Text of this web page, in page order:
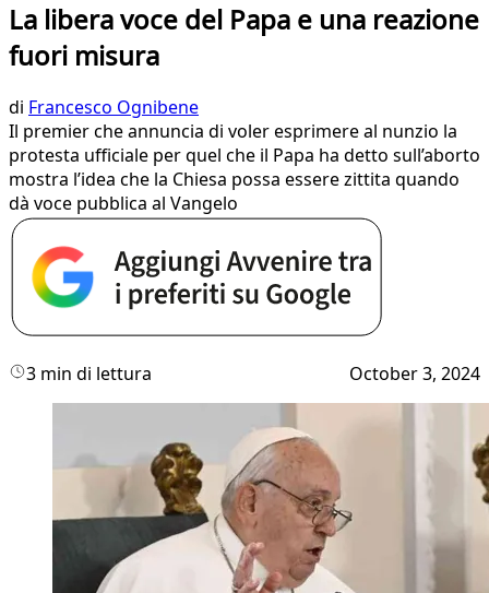
La libera voce del Papa e una reazione
fuori misura
di Francesco Ognibene
Il premier che annuncia di voler esprimere al nunzio la
protesta ufficiale per quel che il Papa ha detto sull’aborto
mostra l’idea che la Chiesa possa essere zittita quando
dà voce pubblica al Vangelo
3 min di lettura October 3, 2024